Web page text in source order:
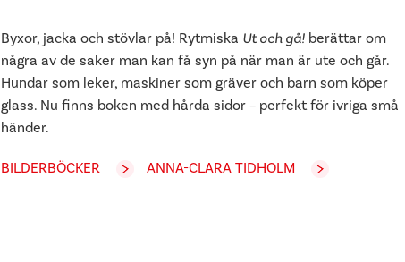
Byxor, jacka och stövlar på! Rytmiska Ut och gå! berättar om
några av de saker man kan få syn på när man är ute och går.
Hundar som leker, maskiner som gräver och barn som köper
glass. Nu finns boken med hårda sidor – perfekt för ivriga små
händer.
BILDERBÖCKER ANNA-CLARA TIDHOLM